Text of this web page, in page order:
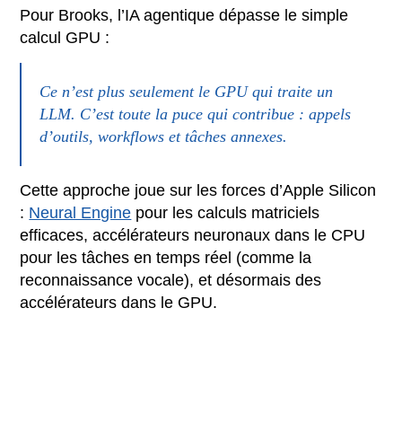
Pour Brooks, l’IA agentique dépasse le simple
calcul GPU :
Ce n’est plus seulement le GPU qui traite un
LLM. C’est toute la puce qui contribue : appels
d’outils, workflows et tâches annexes.
Cette approche joue sur les forces d’Apple Silicon
: Neural Engine pour les calculs matriciels
efficaces, accélérateurs neuronaux dans le CPU
pour les tâches en temps réel (comme la
reconnaissance vocale), et désormais des
accélérateurs dans le GPU.